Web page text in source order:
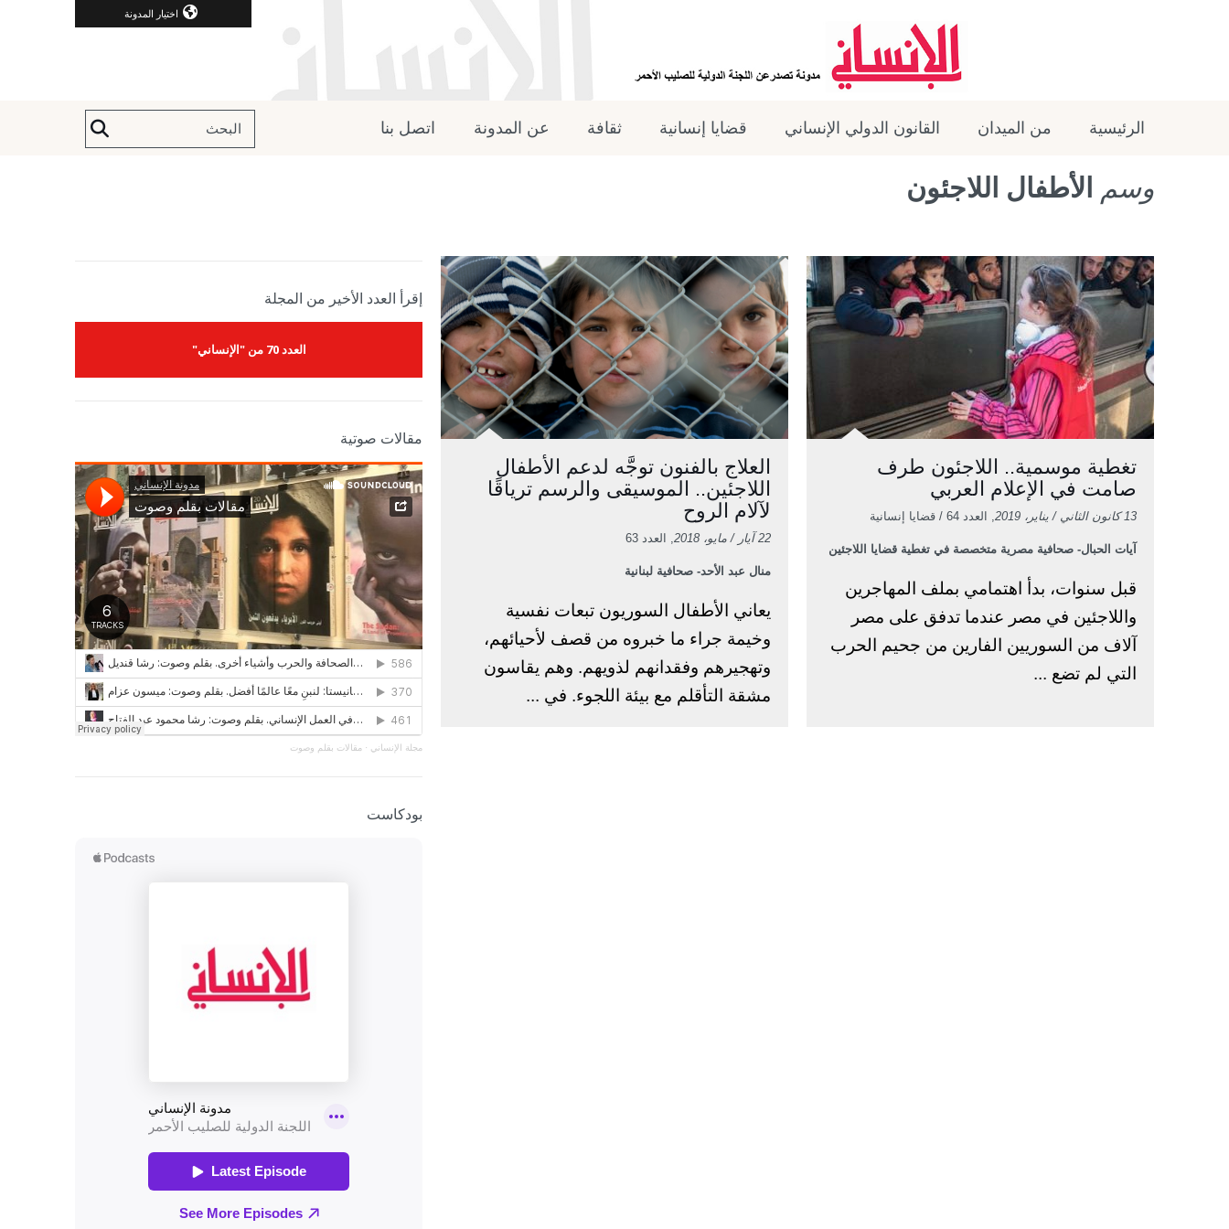
اختيار المدونة
الرئيسية من الميدان القانون الدولي الإنساني قضايا إنسانية ثقافة عن المدونة اتصل بنا
وسم الأطفال اللاجئون
تغطية موسمية.. اللاجئون طرف
صامت في الإعلام العربي
13 كانون الثاني / يناير، 2019 , العدد 64 / قضايا إنسانية
آيات الحبال- صحافية مصرية متخصصة في تغطية قضايا اللاجئين
قبل سنوات، بدأ اهتمامي بملف المهاجرين
واللاجئين في مصر عندما تدفق على مصر
آلاف من السوريين الفارين من جحيم الحرب
التي لم تضع ...
العلاج بالفنون توجَّه لدعم الأطفال
اللاجئين.. الموسيقى والرسم ترياقًا
لآلام الروح
22 آيار / مايو، 2018 , العدد 63
منال عبد الأحد- صحافية لبنانية
يعاني الأطفال السوريون تبعات نفسية
وخيمة جراء ما خبروه من قصف لأحيائهم،
وتهجيرهم وفقدانهم لذويهم. وهم يقاسون
مشقة التأقلم مع بيئة اللجوء. في ...
إقرأ العدد الأخير من المجلة
العدد 70 من "الإنساني"
مقالات صوتية
مجلة الإنساني · مقالات بقلم وصوت
بودكاست